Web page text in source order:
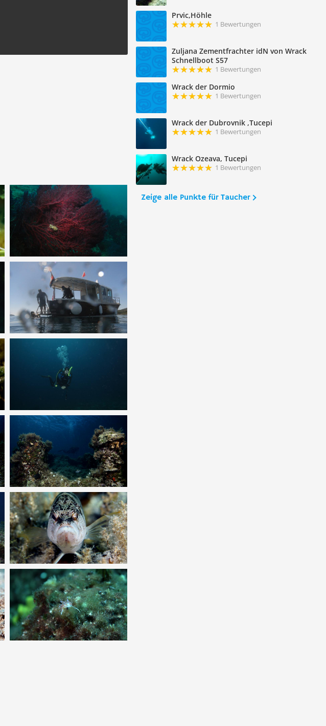
Prvic,Höhle
1 Bewertungen
Zuljana Zementfrachter idN von Wrack
Schnellboot S57
1 Bewertungen
Wrack der Dormio
1 Bewertungen
Wrack der Dubrovnik ,Tucepi
1 Bewertungen
Wrack Ozeava, Tucepi
1 Bewertungen
Zeige alle Punkte für Taucher